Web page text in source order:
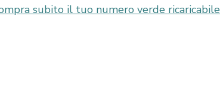
subito il tuo numero verde ricaricabile